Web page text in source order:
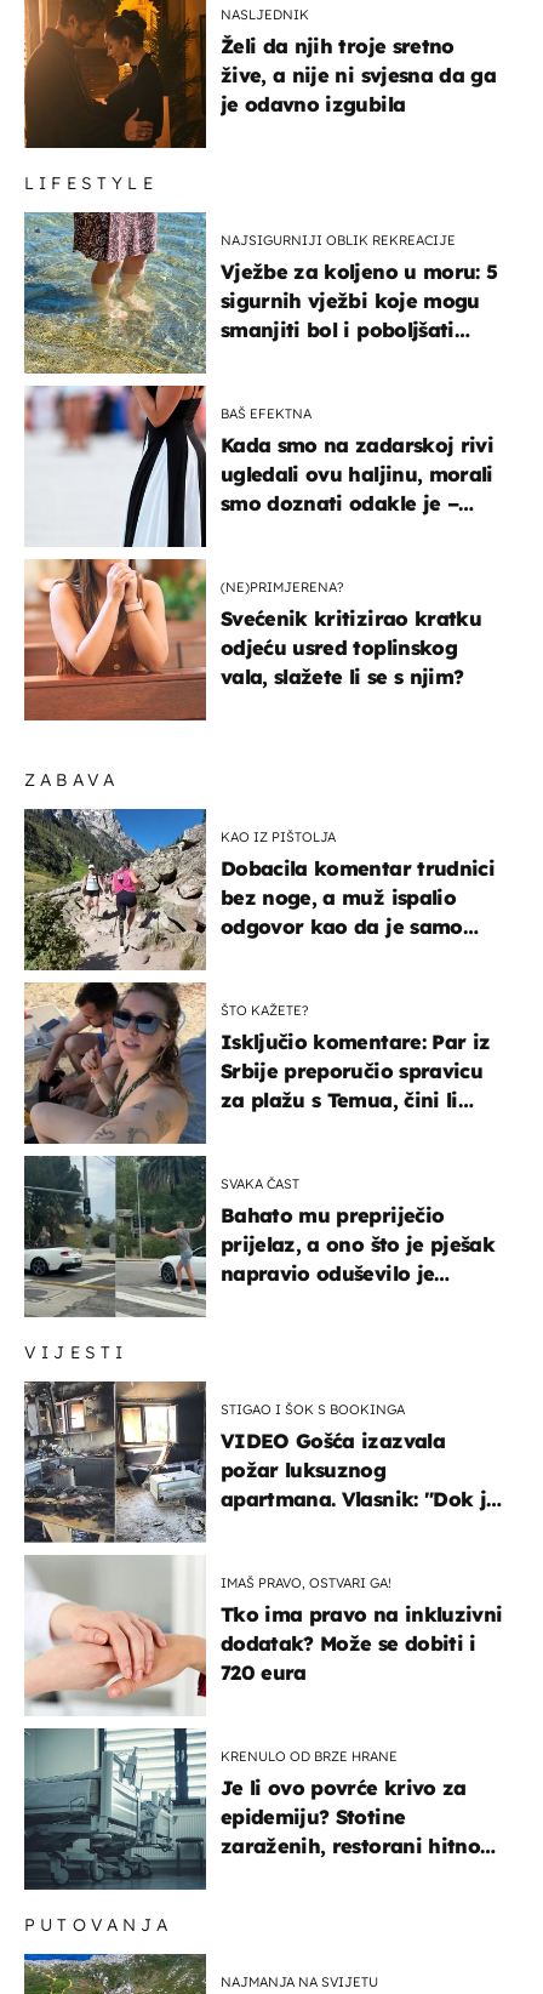
VIJESTI
STIGAO I ŠOK S BOOKINGA
VIDEO Gošća izazvala
požar luksuznog
apartmana. Vlasnik: "Dok je
IMAŠ PRAVO, OSTVARI GA!
Tko ima pravo na inkluzivni
dodatak? Može se dobiti i
720 eura
KRENULO OD BRZE HRANE
Je li ovo povrće krivo za
epidemiju? Stotine
zaraženih, restorani hitno
ZABAVA
KAO IZ PIŠTOLJA
Dobacila komentar trudnici
bez noge, a muž ispalio
odgovor kao da je samo
ŠTO KAŽETE?
Isključio komentare: Par iz
Srbije preporučio spravicu
za plažu s Temua, čini li
SVAKA ČAST
Bahato mu prepriječio
prijelaz, a ono što je pješak
napravio oduševilo je
NASLJEDNIK
Želi da njih troje sretno
žive, a nije ni svjesna da ga
je odavno izgubila
PUTOVANJA
NAJMANJA NA SVIJETU
LIFESTYLE
NAJSIGURNIJI OBLIK REKREACIJE
Vježbe za koljeno u moru: 5
sigurnih vježbi koje mogu
smanjiti bol i poboljšati
BAŠ EFEKTNA
Kada smo na zadarskoj rivi
ugledali ovu haljinu, morali
smo doznati odakle je –
(NE)PRIMJERENA?
Svećenik kritizirao kratku
odjeću usred toplinskog
vala, slažete li se s njim?